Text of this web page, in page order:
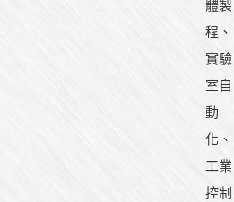
體製
程、
實驗
室自
動
化、
工業
控制